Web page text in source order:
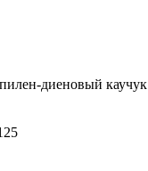
диеновый каучук